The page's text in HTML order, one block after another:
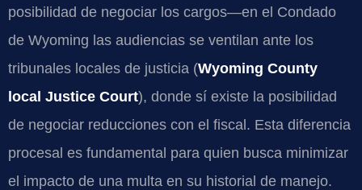
posibilidad de negociar los cargos—en el Condado
de Wyoming las audiencias se ventilan ante los
tribunales locales de justicia (Wyoming County
local Justice Court), donde sí existe la posibilidad
de negociar reducciones con el fiscal. Esta diferencia
procesal es fundamental para quien busca minimizar
el impacto de una multa en su historial de manejo.